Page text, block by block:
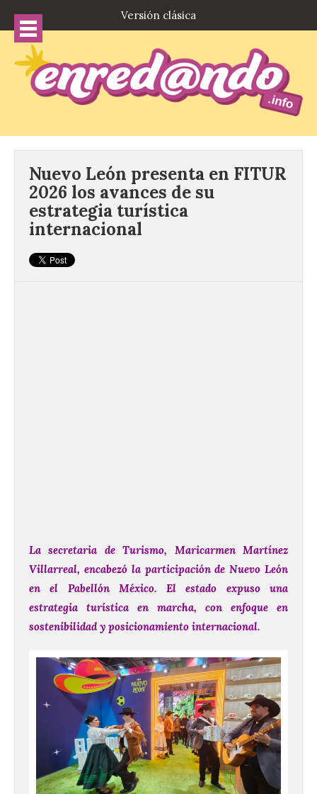
Versión clásica
Nuevo León presenta en FITUR
2026 los avances de su
estrategia turística
internacional
La secretaria de Turismo, Maricarmen Martínez
Villarreal, encabezó la participación de Nuevo León
en el Pabellón México.El estado expuso una
estrategia turística en marcha, con enfoque en
sostenibilidad y posicionamiento internacional.